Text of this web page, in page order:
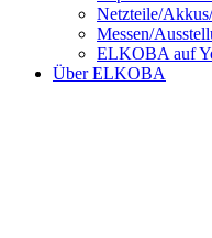
Netzteile/
Messen/
ELKOBA auf
Über ELKOBA